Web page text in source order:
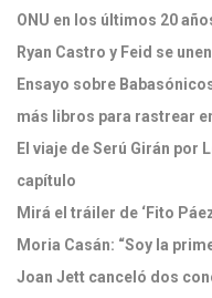
ONU en los últimos 20
Ryan Castro y Feid se
Ensayo sobre
más libros para rastrear
El viaje de Serú Girán por
capítulo
Mirá el tráiler de ‘Fito
Moria Casán: “Soy la
Joan Jett canceló dos